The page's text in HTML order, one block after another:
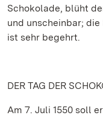
Schokolade, blüht
und unscheinbar;
ist sehr begehrt.
DER TAG DER
Am 7. Juli 1550 soll